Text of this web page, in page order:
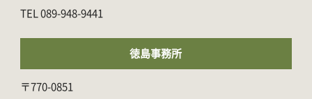
089-948-9441
徳島事務所
〒770-0851